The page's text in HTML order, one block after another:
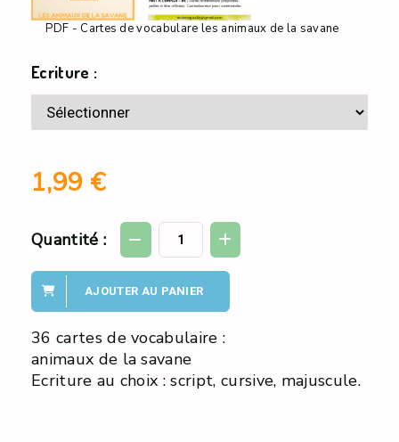
PDF - Cartes de vocabulare les animaux de la savane
Ecriture :
1,99 €
Quantité :
AJOUTER AU PANIER
36 cartes de vocabulaire :
animaux de la savane
Ecriture au choix : script, cursive, majuscule.